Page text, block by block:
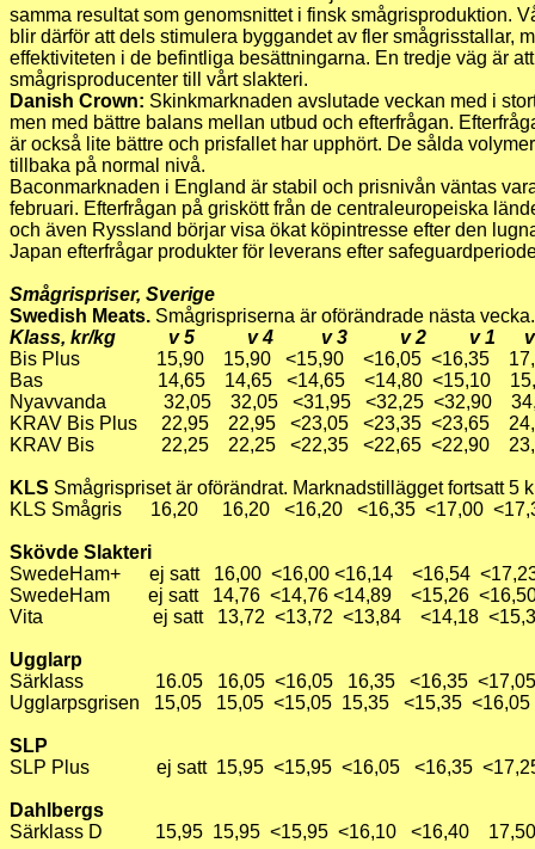
samma resultat som genomsnittet i finsk smågrisproduktion.
blir därför att dels stimulera byggandet av fler smågrisstallar,
effektiviteten i de befintliga besättningarna. En tredje väg är
smågrisproducenter till vårt slakteri.
Danish Crown: Skinkmarknaden avslutade veckan med i
men med bättre balans mellan utbud och efterfrågan.
är också lite bättre och prisfallet har upphört. De sålda
tillbaka på normal nivå.
Baconmarknaden i England är stabil och prisnivån väntas
februari. Efterfrågan på griskött från de centraleuropeiska
och även Ryssland börjar visa ökat köpintresse efter den
Japan efterfrågar produkter för leverans efter
Smågrispriser, Sverige
Swedish Meats. Smågrispriserna är oförändrade nästa vecka.
Klass, kr/kg v 5 v 4 v 3 v 2 v 1 v
Bis Plus 15,90 15,90 <15,90 <16,05 <16,35
Bas 14,65 14,65 <14,65 <14,80 <15,10
Nyavvanda 32,05 32,05 <31,95 <32,25 <32,90
KRAV Bis Plus 22,95 22,95 <23,05 <23,35 <23,65
KRAV Bis 22,25 22,25 <22,35 <22,65 <22,90
KLS Smågrispriset är oförändrat. Marknadstillägget fortsatt 5
KLS Smågris 16,20 16,20 <16,20 <16,35 <17,00
Skövde Slakteri
SwedeHam+ ej satt 16,00 <16,00 <16,14 <16,54
SwedeHam ej satt 14,76 <14,76 <14,89 <15,26
Vita ej satt 13,72 <13,72 <13,84 <14,18
Ugglarp
Särklass 16.05 16,05 <16,05 16,35 <16,35
Ugglarpsgrisen 15,05 15,05 <15,05 15,35 <15,35
SLP
SLP Plus ej satt 15,95 <15,95 <16,05 <16,35
Dahlbergs
Särklass D 15,95 15,95 <15,95 <16,10 <16,40